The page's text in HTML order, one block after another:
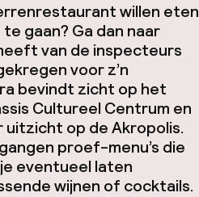
willen eten
gaan? Ga dan naar
van de inspecteurs
voor z’n
bevindt zicht op het
Cultureel Centrum en
op de Akropolis.
proef-menu’s die
eventueel laten
wijnen of cocktails.